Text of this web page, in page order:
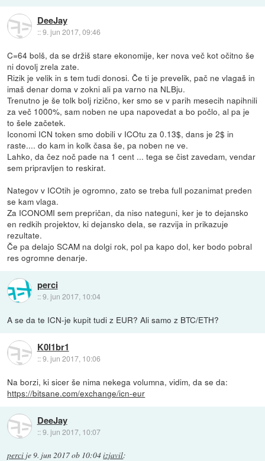
DeeJay
::9. jun 2017, 09:46
C=64 bolš, da se držiš stare ekonomije, ker nova več kot očitno še
ni dovolj zrela zate.
Rizik je velik in s tem tudi donosi. Če ti je prevelik, pač ne vlagaš in
imaš denar doma v zokni ali pa varno na NLBju.
Trenutno je še tolk bolj rizično, ker smo se v parih mesecih napihnili
za več 1000%, sam noben ne upa napovedat a bo počlo, al pa je
to šele začetek.
Iconomi ICN token smo dobili v ICOtu za 0.13$, dans je 2$ in
raste.... do kam in kolk časa še, pa noben ne ve.
Lahko, da čez noč pade na 1 cent ... tega se čist zavedam, vendar
sem pripravljen to reskirat.
Nategov v ICOtih je ogromno, zato se treba full pozanimat preden
se kam vlaga.
Za ICONOMI sem prepričan, da niso nateguni, ker je to dejansko
en redkih projektov, ki dejansko dela, se razvija in prikazuje
rezultate.
Če pa delajo SCAM na dolgi rok, pol pa kapo dol, ker bodo pobral
res ogromne denarje.
perci
::9. jun 2017, 10:04
A se da te ICN-je kupit tudi z EUR? Ali samo z BTC/ETH?
K0l1br1
::9. jun 2017, 10:06
Na borzi, ki sicer še nima nekega volumna, vidim, da se da:
https://bitsane.com/exchange/icn-eur
DeeJay
::9. jun 2017, 10:07
perci je9. jun 2017 ob 10:04izjavil: